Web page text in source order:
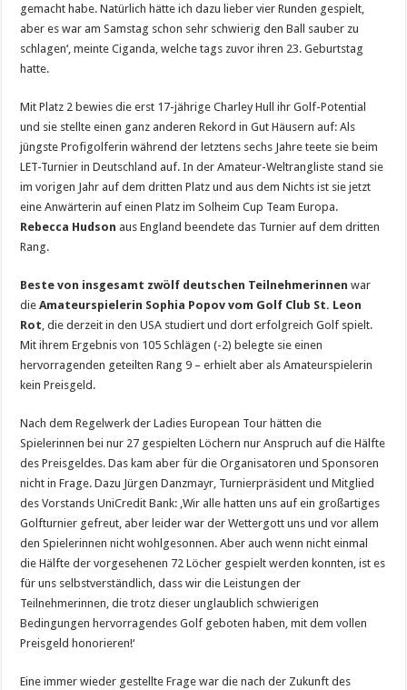
gemacht habe. Natürlich hätte ich dazu lieber vier Runden gespielt,
aber es war am Samstag schon sehr schwierig den Ball sauber zu
schlagen‘, meinte Ciganda, welche tags zuvor ihren 23. Geburtstag
hatte.
Mit Platz 2 bewies die erst 17-jährige Charley Hull ihr Golf-Potential
und sie stellte einen ganz anderen Rekord in Gut Häusern auf: Als
jüngste Profigolferin während der letztens sechs Jahre teete sie beim
LET-Turnier in Deutschland auf. In der Amateur-Weltrangliste stand sie
im vorigen Jahr auf dem dritten Platz und aus dem Nichts ist sie jetzt
eine Anwärterin auf einen Platz im Solheim Cup Team Europa.
Rebecca Hudson aus England beendete das Turnier auf dem dritten
Rang.
Beste von insgesamt zwölf deutschen Teilnehmerinnen war
dieAmateurspielerin Sophia Popov vom Golf Club St. Leon
Rot , die derzeit in den USA studiert und dort erfolgreich Golf spielt.
Mit ihrem Ergebnis von 105 Schlägen (-2) belegte sie einen
hervorragenden geteilten Rang 9 – erhielt aber als Amateurspielerin
kein Preisgeld.
Nach dem Regelwerk der Ladies European Tour hätten die
Spielerinnen bei nur 27 gespielten Löchern nur Anspruch auf die Hälfte
des Preisgeldes. Das kam aber für die Organisatoren und Sponsoren
nicht in Frage. Dazu Jürgen Danzmayr, Turnierpräsident und Mitglied
des Vorstands UniCredit Bank: ‚Wir alle hatten uns auf ein großartiges
Golfturnier gefreut, aber leider war der Wettergott uns und vor allem
den Spielerinnen nicht wohlgesonnen. Aber auch wenn nicht einmal
die Hälfte der vorgesehenen 72 Löcher gespielt werden konnten, ist es
für uns selbstverständlich, dass wir die Leistungen der
Teilnehmerinnen, die trotz dieser unglaublich schwierigen
Bedingungen hervorragendes Golf geboten haben, mit dem vollen
Preisgeld honorieren!‘
Eine immer wieder gestellte Frage war die nach der Zukunft des